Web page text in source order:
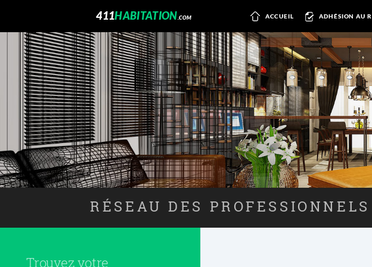
411HABITATION .COM ACCUEIL ADHÉSION AU
RÉSEAU DES
Trouvez votre